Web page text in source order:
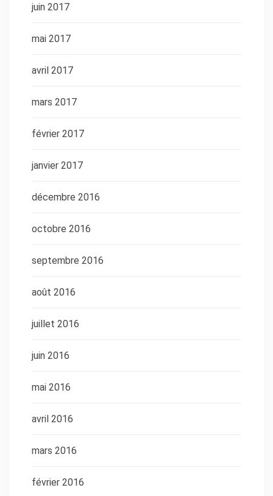
juin 2017
mai 2017
avril 2017
mars 2017
février 2017
janvier 2017
décembre 2016
octobre 2016
septembre 2016
août 2016
juillet 2016
juin 2016
mai 2016
avril 2016
mars 2016
février 2016